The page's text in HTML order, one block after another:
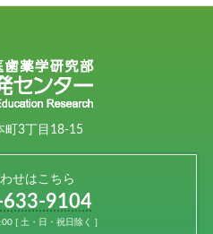
3丁目18-15
せはこちら
9104
[ 土・日・祝日除く ]